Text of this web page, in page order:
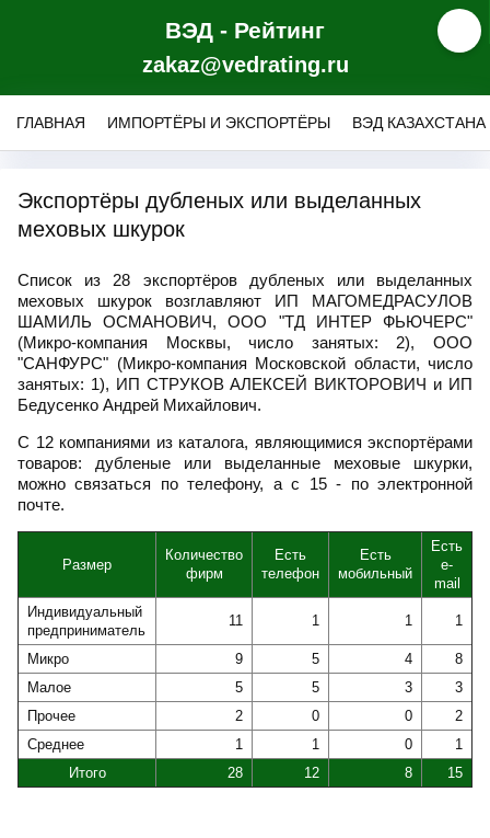
ВЭД - Рейтинг
zakaz@vedrating.ru
ГЛАВНАЯ ИМПОРТЁРЫ И ЭКСПОРТЁРЫ ВЭД КАЗАХСТАНА
Экспортёры дубленых или выделанных
меховых шкурок
Список из 28 экспортёров дубленых или выделанных
меховых шкурок возглавляют ИП МАГОМЕДРАСУЛОВ
ШАМИЛЬ ОСМАНОВИЧ, ООО "ТД ИНТЕР ФЬЮЧЕРС"
(Микро-компания Москвы, число занятых: 2), ООО
"САНФУРС" (Микро-компания Московской области, число
занятых: 1), ИП СТРУКОВ АЛЕКСЕЙ ВИКТОРОВИЧ и ИП
Бедусенко Андрей Михайлович.
С 12 компаниями из каталога, являющимися экспортёрами
товаров: дубленые или выделанные меховые шкурки,
можно связаться по телефону, а с 15 - по электронной
почте.
Размер
Количество
фирм
Есть
телефон
Есть
мобильный
Есть
e-
mail
Индивидуальный
предприниматель
11 1 1 1
Микро 9 5 4
8
Малое
5 5 3
3
Прочее
2 0 0
2
Среднее
1 1 0
1
Итого
28 12 8 15